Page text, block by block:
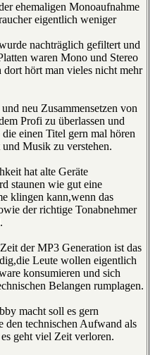
ehemaligen Monoaufnahme
eigentlich weniger
nachträglich gefiltert und
waren Mono und Stereo
dort hört man vieles nicht mehr
neu Zusammensetzen von
Profi zu überlassen und
einen Titel gern mal hören
Musik zu verstehen.
hat alte Geräte
staunen wie gut eine
klingen kann,wenn das
der richtige Tonabnehmer
der MP3 Generation ist das
Leute wollen eigentlich
konsumieren und sich
Belangen rumplagen.
macht soll es gern
den technischen Aufwand als
geht viel Zeit verloren.